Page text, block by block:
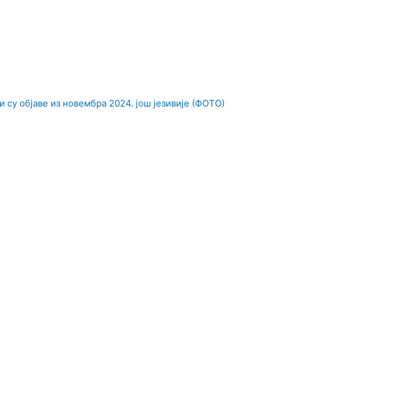
објаве из новембра 2024. још језивије (ФОТО)